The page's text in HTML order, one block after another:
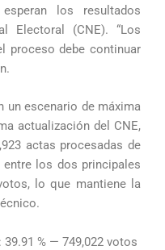
los resultados
Electoral (CNE). “Los
proceso debe continuar
un escenario de máxima
actualización del CNE,
actas procesadas de
los dos principales
lo que mantiene la
% — 749,022 votos